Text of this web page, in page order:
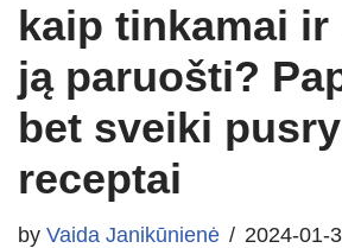
kaip tinkamai ir
ją paruošti?
bet sveiki
receptai
by Vaida Janikūnienė 2024-01-